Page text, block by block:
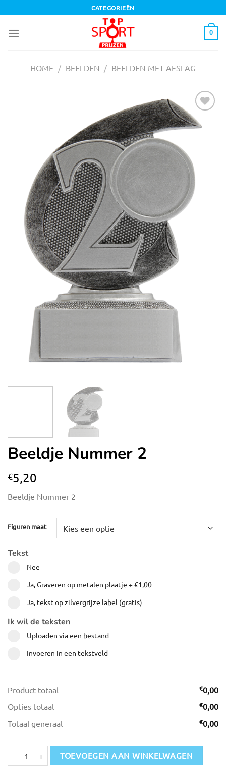
naar
inhoud
CATEGORIEËN
0
HOME / BEELDEN / BEELDEN MET AFSLAG
Toevoegen
aan
Beeldje Nummer 2
€5,20
Beeldje Nummer 2
Figuren maat
Tekst
Nee
Ja, Graveren op metalen plaatje +€1,00
Ja, tekst op zilvergrijze label (gratis)
Ik wil de teksten
Uploaden via een bestand
Invoeren in een tekstveld
Product totaal €0,00
Opties totaal
€0,00
Totaal generaal
€0,00
Beeldje Nummer 2 aantalTOEVOEGEN AAN WINKELWAGEN